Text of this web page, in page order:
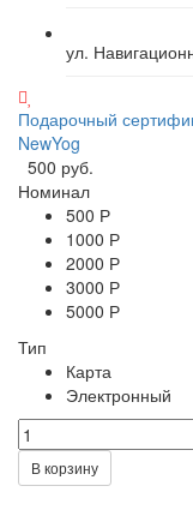
ул.
Подарочный
NewYog
500 руб.
Номинал
500 Р
1000 Р
2000 Р
3000 Р
5000 Р
Тип
Карта
Электронный
В корзину